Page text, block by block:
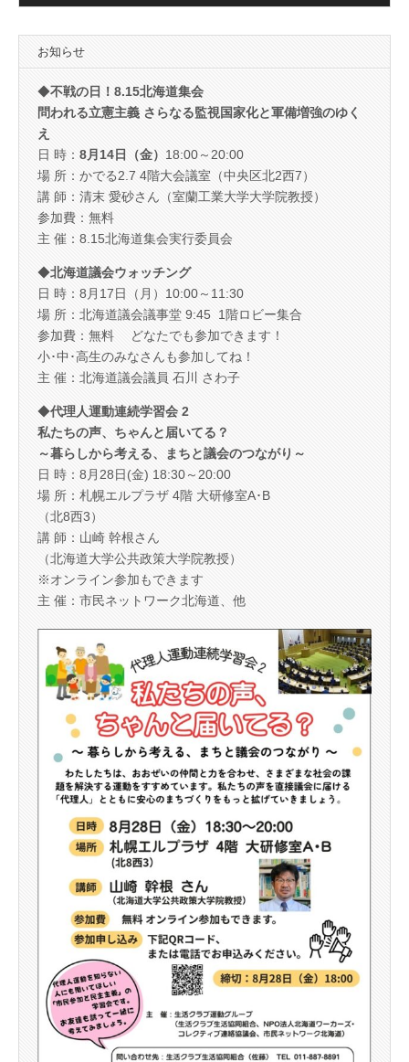
お知らせ
◆不戦の日！8.15北海道集会
問われる立憲主義 さらなる監視国家化と軍備増強のゆく
え
日 時： 8月14日（金） 18:00～20:00
場 所：かでる2.7 4階大会議室（中央区北2西7）
講 師：清末 愛砂さん（室蘭工業大学大学院教授）
参加費：無料
主 催：8.15北海道集会実行委員会
◆北海道議会ウォッチング
日 時：8月17日（月）10:00～11:30
場 所：北海道議会議事堂 9:45 1階ロビー集合
参加費：無料 どなたでも参加できます！
小･中･高生のみなさんも参加してね！
主 催：北海道議会議員 石川 さわ子
◆代理人運動連続学習会 2
私たちの声、ちゃんと届いてる？
～暮らしから考える、まちと議会のつながり～
日 時：8月28日(金) 18:30～20:00
場 所：札幌エルプラザ 4階 大研修室A･B
（北8西3）
講 師：山崎 幹根さん
（北海道大学公共政策大学院教授）
※オンライン参加もできます
主 催：市民ネットワーク北海道、他